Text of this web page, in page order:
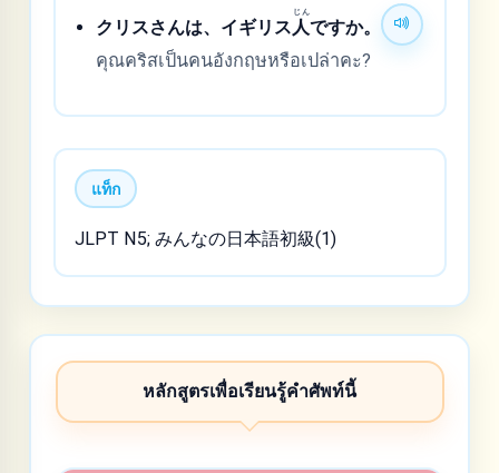
クリスさんは、イギリス 人
じん
ですか。
คุณคริสเป็นคนอังกฤษหรือเปล่าคะ?
แท็ก
JLPT N5; みんなの日本語初級(1)
หลักสูตรเพื่อเรียนรู้คำศัพท์นี้